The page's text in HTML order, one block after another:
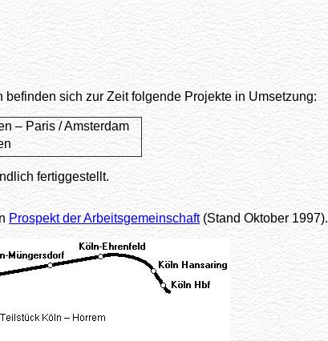
sich zur Zeit folgende Projekte in Umsetzung:
– Paris / Amsterdam
fertiggestellt.
Prospekt der Arbeitsgemeinschaft(Stand Oktober 1997).